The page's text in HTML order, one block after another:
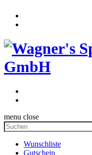
menu close
Wunschliste
Gutschein